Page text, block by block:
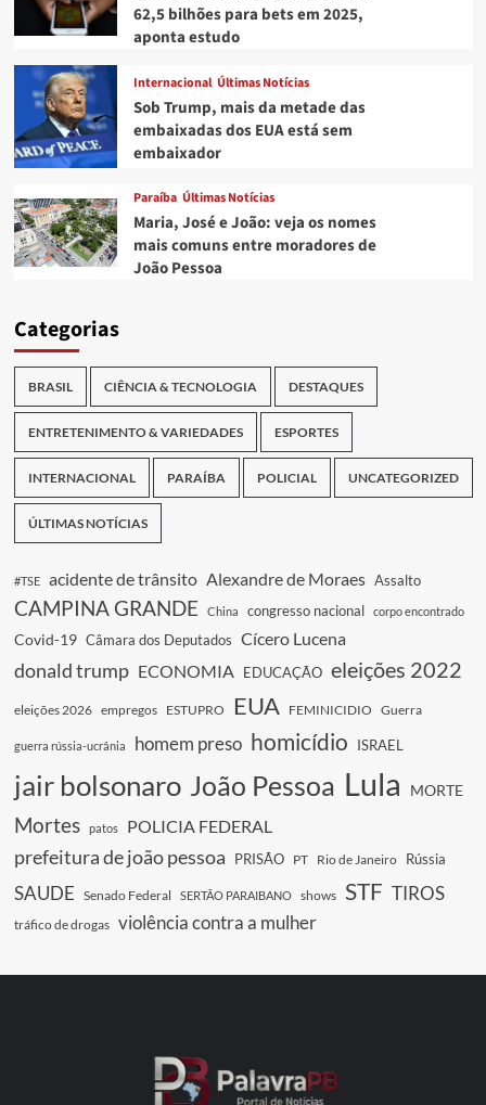
62,5 bilhões para bets em 2025,
aponta estudo
Internacional Últimas Notícias
Sob Trump, mais da metade das
embaixadas dos EUA está sem
embaixador
Paraíba Últimas Notícias
Maria, José e João: veja os nomes
mais comuns entre moradores de
João Pessoa
Categorias
BRASIL CIÊNCIA & TECNOLOGIA DESTAQUES
ENTRETENIMENTO & VARIEDADES ESPORTES
INTERNACIONAL PARAÍBA POLICIAL UNCATEGORIZED
ÚLTIMAS NOTÍCIAS
#TSE acidente de trânsito Alexandre de Moraes Assalto
CAMPINA GRANDE China congresso nacional corpo encontrado
Covid-19 Câmara dos Deputados Cícero Lucena
donald trump ECONOMIA EDUCAÇÃO eleições 2022
eleições 2026 empregos ESTUPRO EUA FEMINICIDIO Guerra
guerra rússia-ucrânia homem preso homicídio ISRAEL
jair bolsonaro João Pessoa Lula MORTE
Mortes patos POLICIA FEDERAL
prefeitura de joão pessoa PRISÃO PT Rio de Janeiro Rússia
SAUDE Senado Federal SERTÃO PARAIBANO shows STF TIROS
tráfico de drogas violência contra a mulher